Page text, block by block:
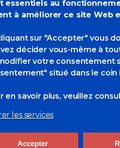
essentiels au
à améliorer ce site Web
sur "Accepter" vous
décider vous-même à
votre consentement
situé dans le
en savoir plus, veuillez
les services
Accepter